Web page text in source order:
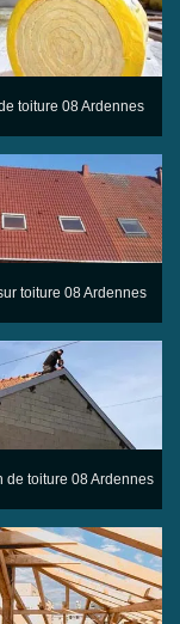
toiture 08 Ardennes
toiture 08 Ardennes
de toiture 08 Ardennes